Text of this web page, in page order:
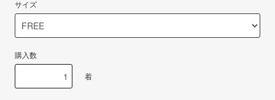
サイズ
購入数
着